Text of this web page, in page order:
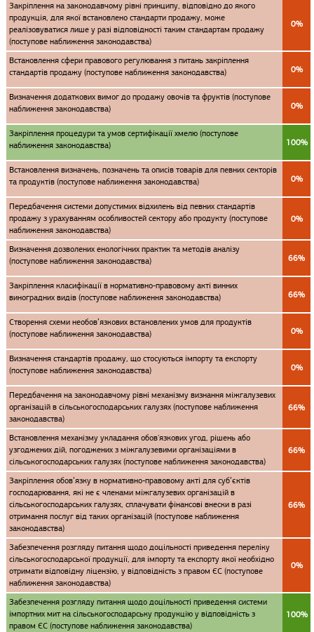
Закріплення на законодавчому рівні принципу, відповідно до якого
продукція, для якої встановлено стандарти продажу, може
реалізовуватися лише у разі відповідності таким стандартам продажу
(поступове наближення законодавства)
0%
Встановлення сфери правового регулювання з питань закріплення
стандартів продажу (поступове наближення законодавства)
0%
Визначення додаткових вимог до продажу овочів та фруктів (поступове
наближення законодавства)
0%
Закріплення процедури та умов сертифікації хмелю (поступове
наближення законодавства)
100%
Встановлення визначень, позначень та описів товарів для певних секторів
та продуктів (поступове наближення законодавства)
0%
Передбачення системи допустимих відхилень від певних стандартів
продажу з урахуванням особливостей сектору або продукту (поступове
наближення законодавства)
0%
Визначення дозволених енологічних практик та методів аналізу
(поступове наближення законодавства)
66%
Закріплення класифікації в нормативно-правовому акті винних
виноградних видів (поступове наближення законодавства)
66%
Створення схеми необов’язкових встановлених умов для продуктів
(поступове наближення законодавства)
0%
Визначення стандартів продажу, що стосуються імпорту та експорту
(поступове наближення законодавства)
0%
Передбачення на законодавчому рівні механізму визнання міжгалузевих
організацій в сільськогосподарських галузях (поступове наближення
законодавства)
66%
Встановлення механізму укладання обов'язкових угод, рішень або
узгоджених дій, погоджених з міжгалузевими організаціями в
сільськогосподарських галузях (поступове наближення законодавства)
66%
Закріплення обов’язку в нормативно-правовому акті для суб’єктів
господарювання, які не є членами міжгалузевих організацій в
сільськогосподарських галузях, сплачувати фінансові внески в разі
отримання послуг від таких організацій (поступове наближення
законодавства)
66%
Забезпечення розгляду питання щодо доцільності приведення переліку
сільськогосподарської продукції, для імпорту та експорту якої необхідно
отримати відповідну ліцензію, у відповідність з правом ЄС (поступове
наближення законодавства)
0%
Забезпечення розгляду питання щодо доцільності приведення системи
імпортних мит на сільськогосподарську продукцію у відповідність з
правом ЄС (поступове наближення законодавства)
100%